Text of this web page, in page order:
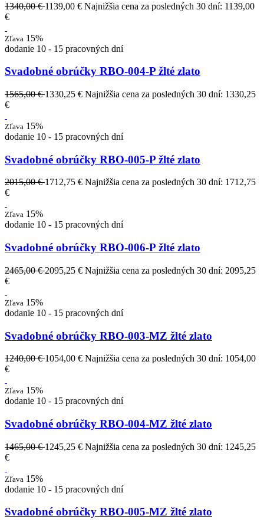
1340,00 €1139,00 € Najnižšia cena za posledných 30 dní: 1139,00
€
Zľava 15%
dodanie 10 - 15 pracovných dní
Svadobné obrúčky RBO-004-P žlté zlato
1565,00 €1330,25 € Najnižšia cena za posledných 30 dní: 1330,25
€
Zľava 15%
dodanie 10 - 15 pracovných dní
Svadobné obrúčky RBO-005-P žlté zlato
2015,00 €1712,75 € Najnižšia cena za posledných 30 dní: 1712,75
€
Zľava 15%
dodanie 10 - 15 pracovných dní
Svadobné obrúčky RBO-006-P žlté zlato
2465,00 €2095,25 € Najnižšia cena za posledných 30 dní: 2095,25
€
Zľava 15%
dodanie 10 - 15 pracovných dní
Svadobné obrúčky RBO-003-MZ žlté zlato
1240,00 €1054,00 € Najnižšia cena za posledných 30 dní: 1054,00
€
Zľava 15%
dodanie 10 - 15 pracovných dní
Svadobné obrúčky RBO-004-MZ žlté zlato
1465,00 €1245,25 € Najnižšia cena za posledných 30 dní: 1245,25
€
Zľava 15%
dodanie 10 - 15 pracovných dní
Svadobné obrúčky RBO-005-MZ žlté zlato